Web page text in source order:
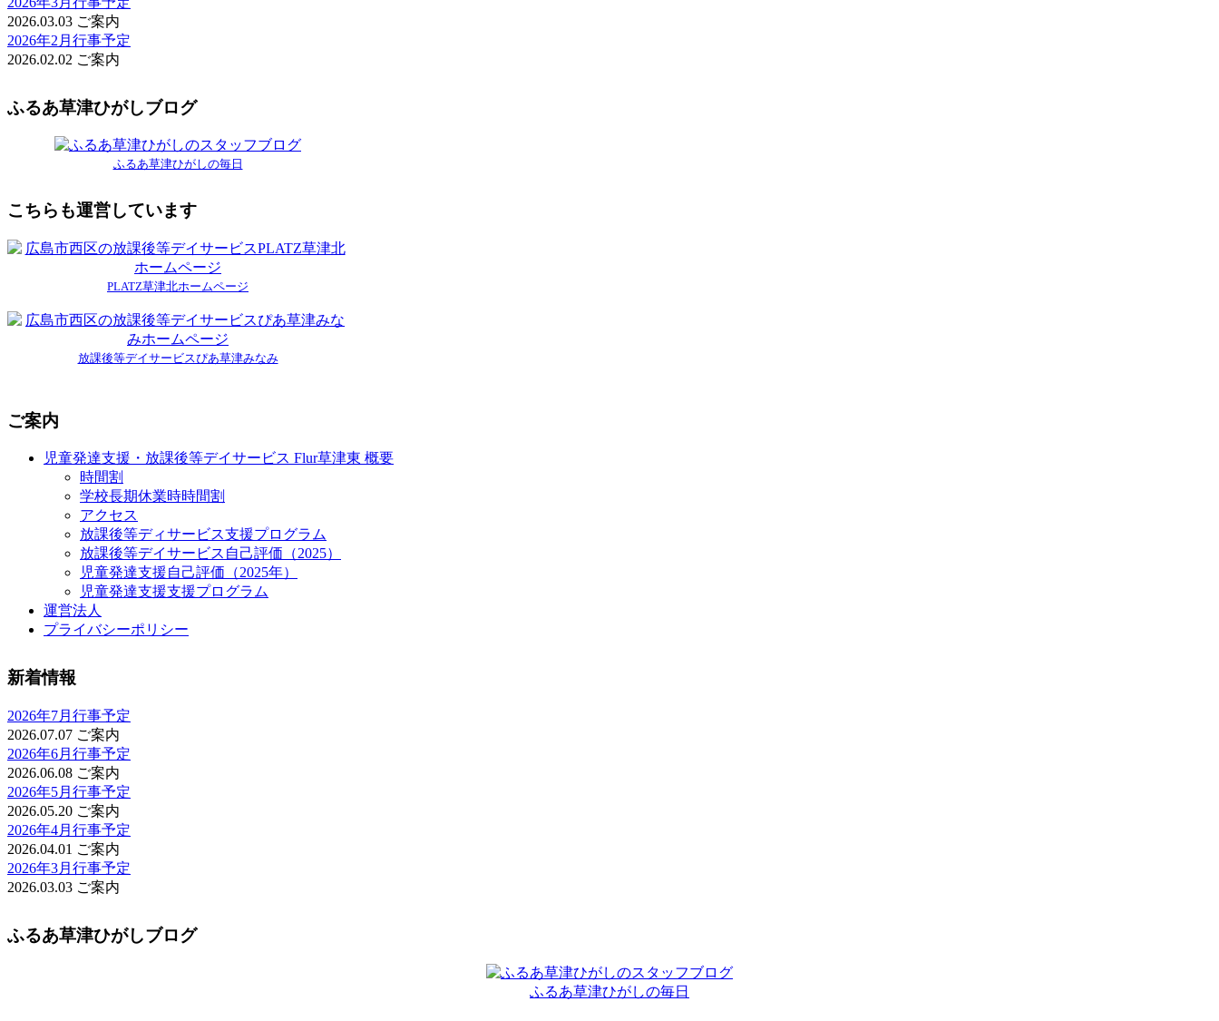
2026.03.03 ご案内
2026年2月行事予定
2026.02.02 ご案内
ふるあ草津ひがしブログ
ふるあ草津ひがしの毎日
こちらも運営しています
PLATZ草津北ホームページ
放課後等デイサービスぴあ草津みなみ
ご案内
児童発達支援・放課後等デイサービス Flur草津東 概要
時間割
学校長期休業時時間割
アクセス
放課後等ディサービス支援プログラム
放課後等デイサービス自己評価（2025）
児童発達支援自己評価（2025年）
児童発達支援支援プログラム
運営法人
プライバシーポリシー
新着情報
2026年7月行事予定
2026.07.07 ご案内
2026年6月行事予定
2026.06.08 ご案内
2026年5月行事予定
2026.05.20 ご案内
2026年4月行事予定
2026.04.01 ご案内
2026年3月行事予定
2026.03.03 ご案内
ふるあ草津ひがしブログ
ふるあ草津ひがしの毎日